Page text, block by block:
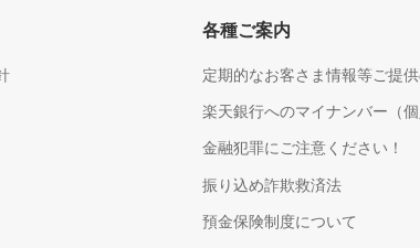
各種ご案内
定期的なお客さま情報等ご提
楽天銀行へのマイナンバー（
金融犯罪にご注意ください！
振り込め詐欺救済法
預金保険制度について